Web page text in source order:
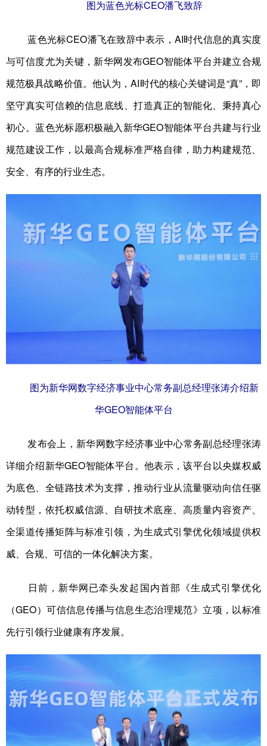
图为蓝色光标CEO潘飞致辞
蓝色光标CEO潘飞在致辞中表示，AI时代信息的真实度
与可信度尤为关键，新华网发布GEO智能体平台并建立合规
规范极具战略价值。他认为，AI时代的核心关键词是“真”，即
坚守真实可信赖的信息底线、打造真正的智能化、秉持真心
初心。蓝色光标愿积极融入新华GEO智能体平台共建与行业
规范建设工作，以最高合规标准严格自律，助力构建规范、
安全、有序的行业生态。
图为新华网数字经济事业中心常务副总经理张涛介绍新
华GEO智能体平台
发布会上，新华网数字经济事业中心常务副总经理张涛
详细介绍新华GEO智能体平台。他表示，该平台以央媒权威
为底色、全链路技术为支撑，推动行业从流量驱动向信任驱
动转型，依托权威信源、自研技术底座、高质量内容资产、
全渠道传播矩阵与标准引领，为生成式引擎优化领域提供权
威、合规、可信的一体化解决方案。
日前，新华网已牵头发起国内首部《生成式引擎优化
（GEO）可信信息传播与信息生态治理规范》立项，以标准
先行引领行业健康有序发展。